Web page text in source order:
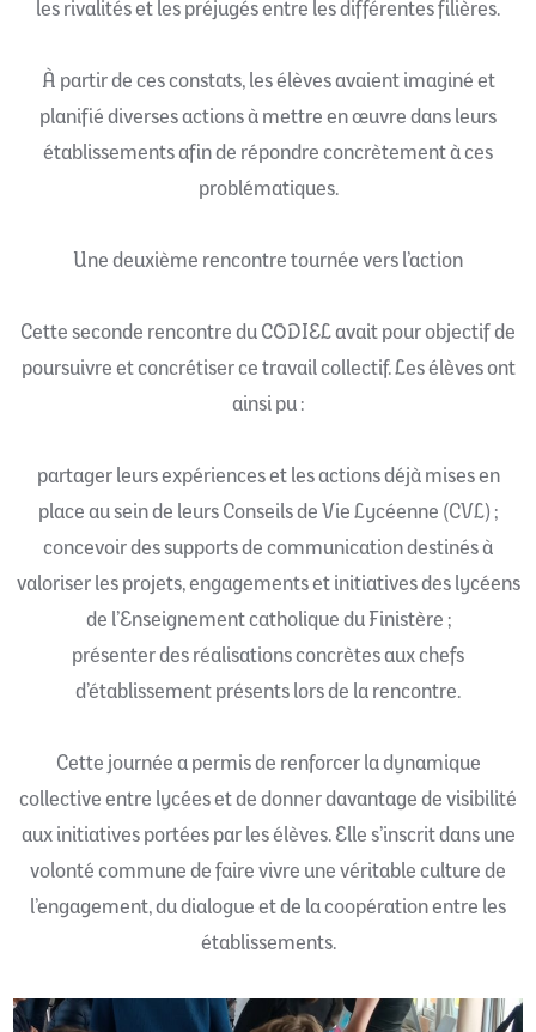
les rivalités et les préjugés entre les différentes filières.
À partir de ces constats, les élèves avaient imaginé et
planifié diverses actions à mettre en œuvre dans leurs
établissements afin de répondre concrètement à ces
problématiques.
Une deuxième rencontre tournée vers l’action
Cette seconde rencontre du CODIEL avait pour objectif de
poursuivre et concrétiser ce travail collectif. Les élèves ont
ainsi pu :
partager leurs expériences et les actions déjà mises en
place au sein de leurs Conseils de Vie Lycéenne (CVL) ;
concevoir des supports de communication destinés à
valoriser les projets, engagements et initiatives des lycéens
de l’Enseignement catholique du Finistère ;
présenter des réalisations concrètes aux chefs
d’établissement présents lors de la rencontre.
Cette journée a permis de renforcer la dynamique
collective entre lycées et de donner davantage de visibilité
aux initiatives portées par les élèves. Elle s’inscrit dans une
volonté commune de faire vivre une véritable culture de
l’engagement, du dialogue et de la coopération entre les
établissements.